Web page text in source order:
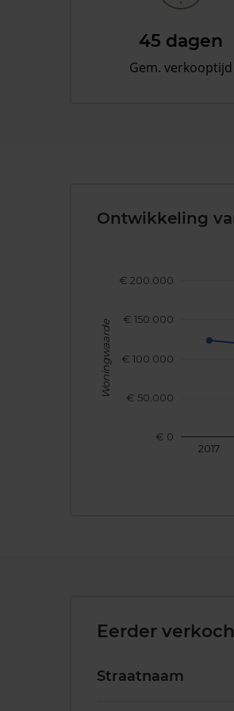
45 dagen
Gem. verkooptijd
Ontwikkeling
2017
€ 0
€ 50.000
€ 100.000
€ 150.000
€ 200.000
Woningwaarde
Eerder
Straatnaam